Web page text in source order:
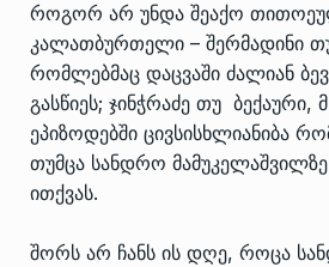
როგორ არ უნდა შეაქო
კალათბურთელი – შერმადინი თუ
რომლებმაც დაცვაში ძალიან
გასწიეს; ჯინჭრაძე თუ ბექაური,
ეპიზოდებში ცივსისხლიანიბა
თუმცა სანდრო
ითქვას.
შორს არ ჩანს ის დღე, როცა